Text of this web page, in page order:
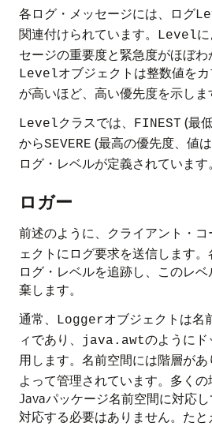
各ログ・メッセージには、ログ
関連付けられています。
Level
セージの重要度と緊急度がほぼ
Levelオブジェクトは整数値を
が高いほど、高い優先度を示しま
Levelクラスでは、 FINEST (最
からSEVERE (最高の優先度、値
ログ・レベルが定義されています。
ロガー
前述のように、クライアント・コ
ェクトにログ要求を送信します
ログ・レベルを追跡し、このレ
棄します。
通常、
Loggerオブジェクトは名
ィであり、
java.awtのようにド
用します。名前空間には階層があ
よって管理されています。多く
Javaパッケージ名前空間に対応
対応する必要はありません。たと